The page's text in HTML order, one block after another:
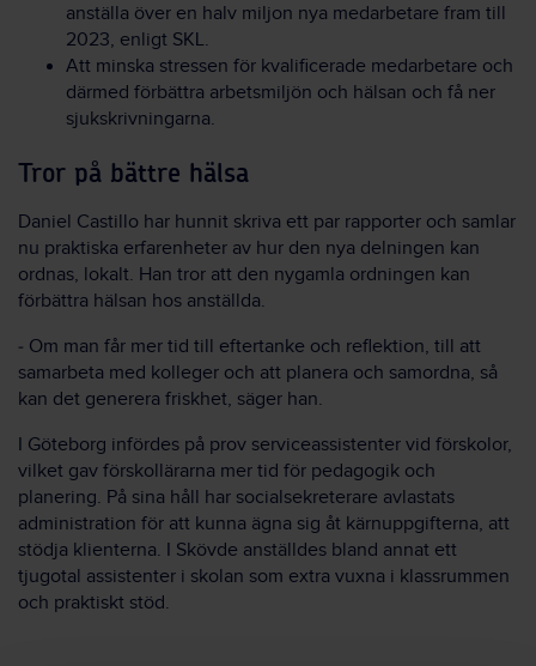
anställa över en halv miljon nya medarbetare fram till
2023, enligt SKL.
Att minska stressen för kvalificerade medarbetare och
därmed förbättra arbetsmiljön och hälsan och få ner
sjukskrivningarna.
Tror på bättre hälsa
Daniel Castillo har hunnit skriva ett par rapporter och samlar
nu praktiska erfarenheter av hur den nya delningen kan
ordnas, lokalt. Han tror att den nygamla ordningen kan
förbättra hälsan hos anställda.
‒ Om man får mer tid till eftertanke och reflektion, till att
samarbeta med kolleger och att planera och samordna, så
kan det generera friskhet, säger han.
I Göteborg infördes på prov serviceassistenter vid förskolor,
vilket gav förskollärarna mer tid för pedagogik och
planering. På sina håll har socialsekreterare avlastats
administration för att kunna ägna sig åt kärnuppgifterna, att
stödja klienterna. I Skövde anställdes bland annat ett
tjugotal assistenter i skolan som extra vuxna i klassrummen
och praktiskt stöd.